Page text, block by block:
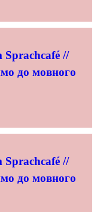
//
до мовного
//
до мовного